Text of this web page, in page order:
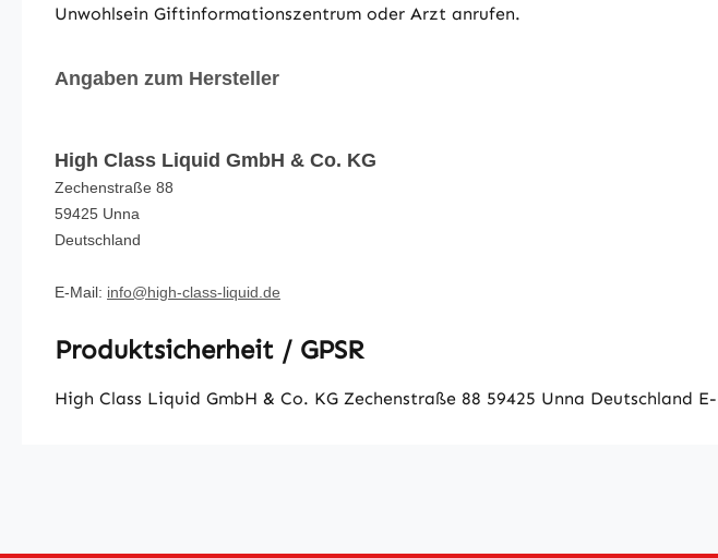
Unwohlsein Giftinformationszentrum oder Arzt anrufen.
Angaben zum Hersteller
High Class Liquid GmbH & Co. KG
Zechenstraße 88
59425 Unna
Deutschland
E-Mail: info@high-class-liquid.de
Produktsicherheit / GPSR
High Class Liquid GmbH & Co. KG Zechenstraße 88 59425 Unna Deutschland